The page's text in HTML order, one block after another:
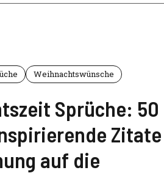
Weihnachtswünsche
Sprüche: 50
Zitate
auf die